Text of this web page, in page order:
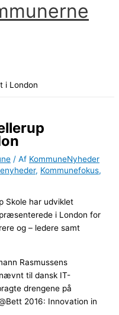
i London
/ Af KommuneNyheder
, Kommunefokus,
Skole har udviklet
i London for
og – ledere samt
Rasmussens
til dansk IT-
drengene på
2016: Innovation in